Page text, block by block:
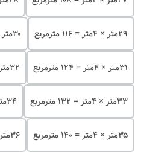
۲۹متر × 4متر = 116 مترمربع ۳۰متر × 4متر = 120 مترمربع
۳۱متر × 4متر = 124 مترمربع ۳۲متر × 4متر = 128 مترمربع
۳۳متر × 4متر = 132 مترمربع ۳۴متر × 4متر = 136 مترمربع
۳۵متر × 4متر = 140 مترمربع ۳۶متر × 4متر = 144 مترمربع